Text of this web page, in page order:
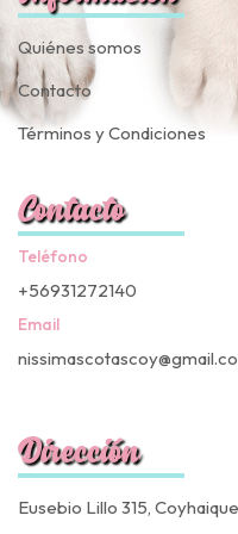
Quiénes somos
Contacto
Términos y Condiciones
Contacto
Teléfono
+56931272140
Email
Dirección
Eusebio Lillo 315, Coyhaique